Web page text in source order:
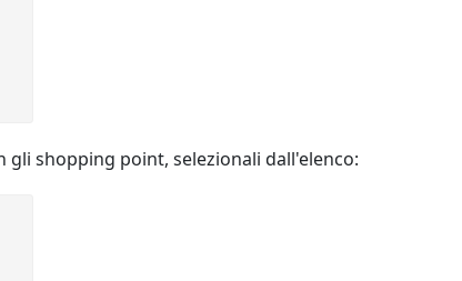
shopping point, selezionali dall'elenco: